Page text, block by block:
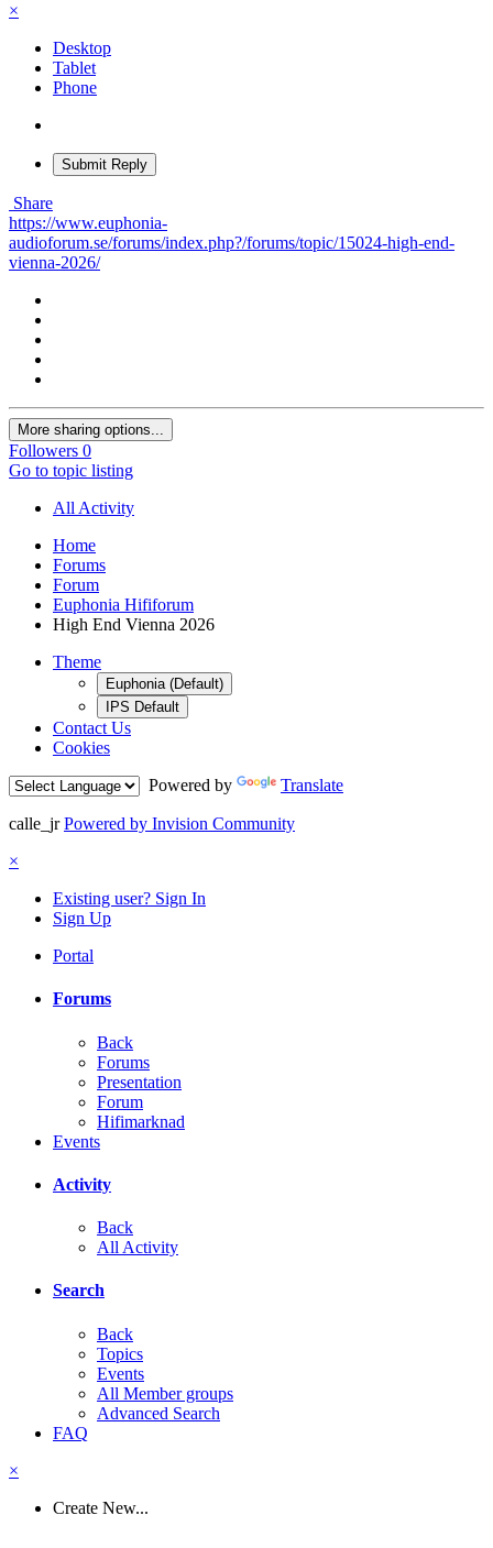
×
Desktop
Tablet
Phone
Submit Reply
Share
https://www.euphonia-
audioforum.se/forums/index.php?/forums/topic/15024-high-end-
vienna-2026/
More sharing options...
Followers 0
Go to topic listing
All Activity
Home
Forums
Forum
Euphonia Hififorum
High End Vienna 2026
Theme
Euphonia (Default)
IPS Default
Contact Us
Cookies
Powered by
Translate
calle_jr Powered by Invision Community
×
Existing user? Sign In
Sign Up
Portal
Forums
Back
Forums
Presentation
Forum
Hifimarknad
Events
Activity
Back
All Activity
Search
Back
Topics
Events
All Member groups
Advanced Search
FAQ
×
Create New...